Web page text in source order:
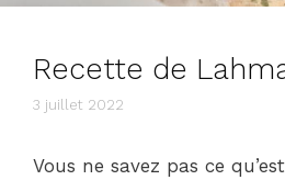
Recette de
3 juillet 2022
Vous ne savez pas ce